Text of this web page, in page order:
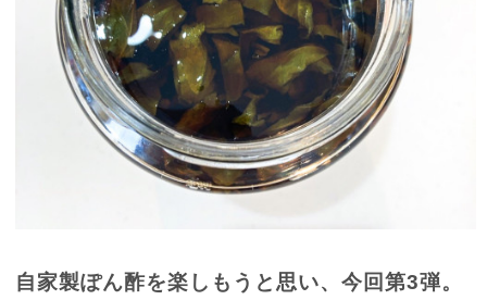
自家製ぽん酢を楽しもうと思い、今回第3弾。